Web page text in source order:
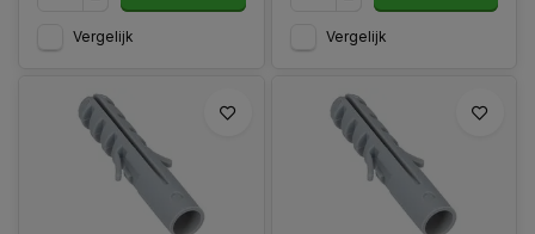
Vergelijk Vergelijk